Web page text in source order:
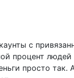
с
процент людей
просто так.